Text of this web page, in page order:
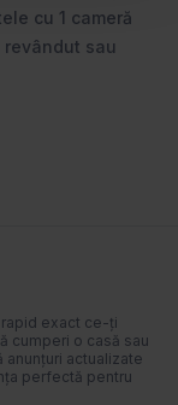
cu 1 cameră
sau
rapid exact ce-ți
cumperi o casă sau
actualizate
perfectă pentru